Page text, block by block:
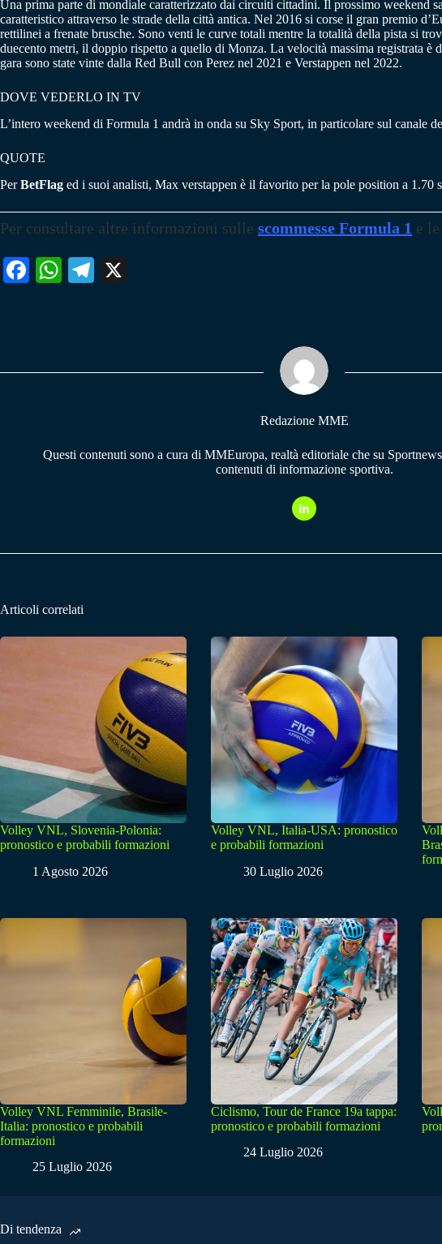
Una prima parte di mondiale caratterizzato dai circuiti cittadini. Il prossimo weekend
caratteristico attraverso le strade della città antica. Nel 2016 si corse il gran premio
rettilinei a frenate brusche. Sono venti le curve totali mentre la totalità della pista si
duecento metri, il doppio rispetto a quello di Monza. La velocità massima registrata
gara sono state vinte dalla Red Bull con Perez nel 2021 e Verstappen nel 2022.
DOVE VEDERLO IN TV
L’intero weekend di Formula 1 andrà in onda su Sky Sport, in particolare sul canale
QUOTE
PerBetFlag ed i suoi analisti, Max verstappen è il favorito per la pole position a 1.70
Per consultare altre informazioni sulle scommesse Formula 1 e
Fa W
pp
Te
m
Redazione MME
Questi contenuti sono a cura di MMEuropa, realtà editoriale che su
contenuti di informazione sportiva.
Articoli correlati
Volley VNL, Slovenia-Polonia:
pronostico e probabili formazioni
1 Agosto 2026
Volley VNL, Italia-USA: pronostico
e probabili formazioni
30 Luglio 2026
Volley VNL Femminile, Brasile-
Italia: pronostico e probabili
formazioni
25 Luglio 2026
Ciclismo, Tour de France 19a tappa:
pronostico e probabili formazioni
24 Luglio 2026
Di tendenza